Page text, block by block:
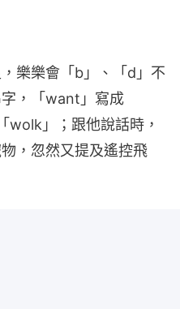
樂樂會「b」、「d」不
，「want」寫成
wolk」；跟他說話時，
，忽然又提及遙控飛